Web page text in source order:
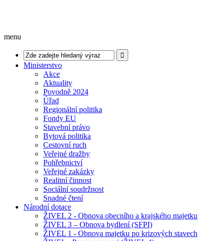
menu
Ministerstvo
Akce
Aktuality
Povodně 2024
Úřad
Regionální politika
Fondy EU
Stavební právo
Bytová politika
Cestovní ruch
Veřejné dražby
Pohřebnictví
Veřejné zakázky
Realitní činnost
Sociální soudržnost
Snadné čtení
Národní dotace
ŽIVEL 2 - Obnova obecního a krajského majetku
ŽIVEL 3 – Obnova bydlení (SFPI)
ŽIVEL 1 - Obnova majetku po krizových stavech